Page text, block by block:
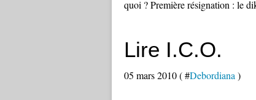
quoi ? Première résignation : le
Lire I.C.O.
05 mars 2010 ( #Debordiana )